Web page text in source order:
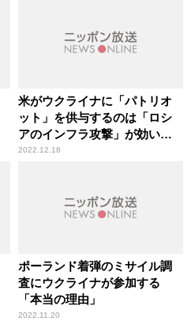
米がウクライナに「パトリオ
ット」を供与するのは「ロシ
アのインフラ攻撃」が効いて
いる証拠
2022.12.18
ポーランド着弾のミサイル調
査にウクライナが参加する
「本当の理由」
2022.11.20